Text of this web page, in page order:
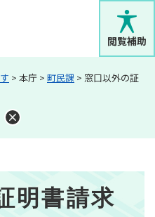
して本文へ
閲覧補助
> 本庁 > 町民課 > 窓口以外の証
明書請求